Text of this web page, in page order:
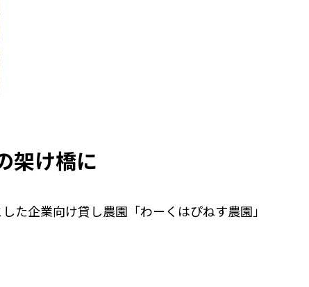
架け橋に
た企業向け貸し農園「わーくはぴねす農園」